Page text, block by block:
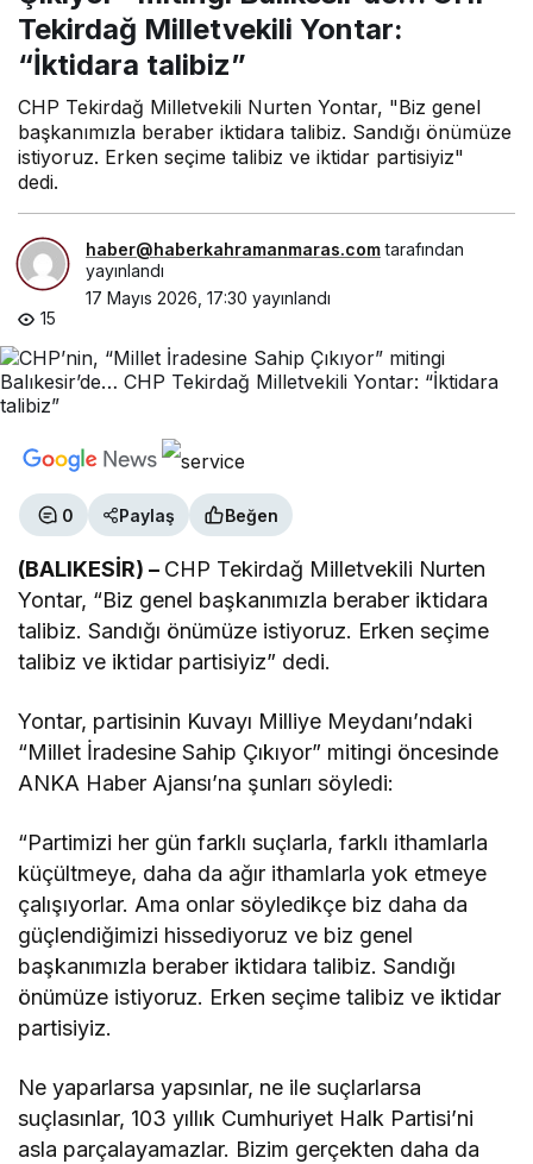
Tekirdağ Milletvekili Yontar:
“İktidara talibiz”
CHP Tekirdağ Milletvekili Nurten Yontar, "Biz genel
başkanımızla beraber iktidara talibiz. Sandığı önümüze
istiyoruz. Erken seçime talibiz ve iktidar partisiyiz"
dedi.
haber@haberkahramanmaras.comtarafından
yayınlandı
17 Mayıs 2026, 17:30 yayınlandı
15
0 Paylaş Beğen
(BALIKESİR) – CHP Tekirdağ Milletvekili Nurten
Yontar, “Biz genel başkanımızla beraber iktidara
talibiz.Sandığı önümüze istiyoruz. Erken seçime
talibiz ve iktidar partisiyiz” dedi.
Yontar, partisinin Kuvayı Milliye Meydanı’ndaki
“Millet İradesine Sahip Çıkıyor” mitingi öncesinde
ANKA Haber Ajansı’na şunları söyledi:
“Partimizi her gün farklı suçlarla, farklı ithamlarla
küçültmeye, daha da ağır ithamlarla yok etmeye
çalışıyorlar. Ama onlar söyledikçe biz daha da
güçlendiğimizi hissediyoruz ve biz genel
başkanımızla beraber iktidara talibiz.Sandığı
önümüze istiyoruz. Erken seçime talibiz ve iktidar
partisiyiz.
Ne yaparlarsa yapsınlar, ne ile suçlarlarsa
suçlasınlar, 103 yıllık Cumhuriyet Halk Partisi’ni
asla parçalayamazlar. Bizim gerçekten daha da